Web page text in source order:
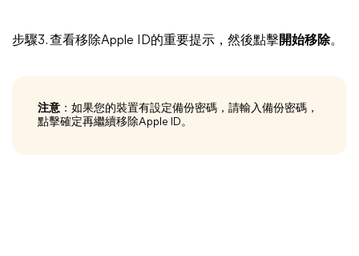
步驟3. 查看移除Apple ID的重要提示，然後點擊開始移除。
注意 ：如果您的裝置有設定備份密碼，請輸入備份密碼，
點擊確定再繼續移除Apple ID。